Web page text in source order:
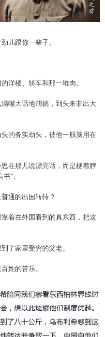
儿跟你一辈子。
洋楼、轿车和那一堆肉。
嘴大话地胡搞，到头来非出大
的务实劲头，被他一股脑用在
在那儿说漂亮话，而是梗着脖
”。
通的出国转转？
着在外国看到的真东西，把这
了家里受穷的父老。
姓的苦乐。